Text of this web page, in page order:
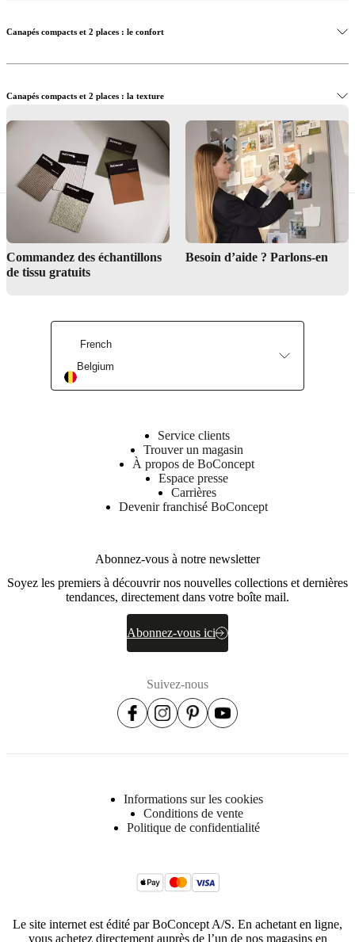
Canapés compacts et 2 places : le confort
Canapés compacts et 2 places : la texture
Service de Design d’Intérieur
Canapés compacts et 2 places : la couleur
Explorez notre guide des couleurs
Commandez des échantillons
de tissu gratuits
Besoin d’aide ? Parlons-en
French
Belgium
Service clients
Trouver un magasin
À propos de BoConcept
Espace presse
Carrières
Devenir franchisé BoConcept
Abonnez-vous à notre newsletter
Soyez les premiers à découvrir nos nouvelles collections et dernières
tendances, directement dans votre boîte mail.
Abonnez-vous ici
Suivez-nous
Informations sur les cookies
Conditions de vente
Politique de confidentialité
Le site internet est édité par BoConcept A/S. En achetant en ligne,
vous achetez directement auprès de l’un de nos magasins en